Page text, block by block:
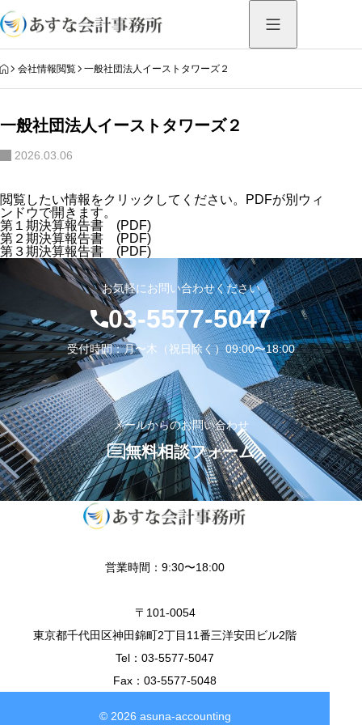
HOME
会社情報閲覧 一般社団法人イーストタワーズ２
一般社団法人イーストタワーズ２
2026.03.06
閲覧したい情報をクリックしてください。PDFが別ウィ
ンドウで開きます。
第１期決算報告書 (PDF)
第２期決算報告書 (PDF)
第３期決算報告書 (PDF)
お気軽にお問い合わせください
03-5577-5047
受付時間：月〜木（祝日除く）09:00〜18:00
メールからのお問い合わせ
無料相談フォーム
営業時間：9:30〜18:00
〒101-0054
東京都千代田区神田錦町2丁目11番三洋安田ビル2階
Tel：03-5577-5047
Fax：03-5577-5048
© 2026 asuna-accounting